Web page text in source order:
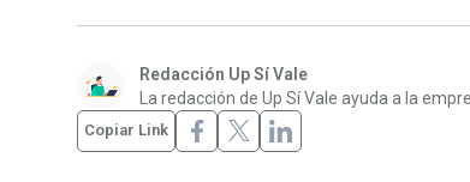
Redacción Up Sí Vale
La redacción de Up Sí Vale ayuda a la
Copiar Link